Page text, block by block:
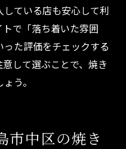
ている店も安心して利
で「落ち着いた雰囲
た評価をチェックする
して選ぶことで、焼き
う。
市中区の焼き